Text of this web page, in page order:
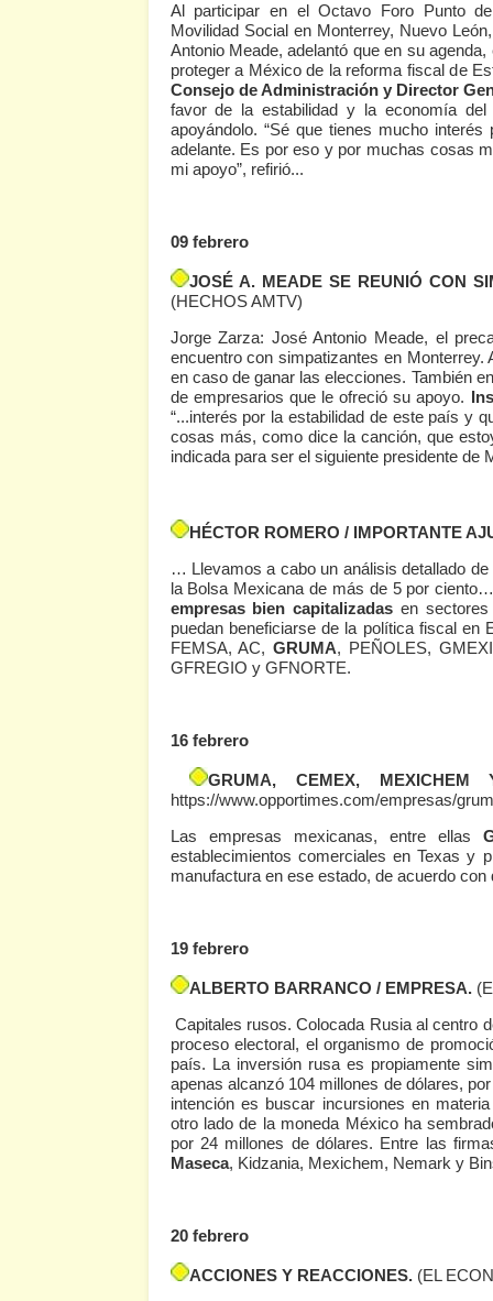
Al participar en el Octavo Foro Punto
Movilidad Social en Monterrey, Nuevo
Antonio Meade, adelantó que en su
proteger a México de la reforma fiscal de
Consejo de Administración y Director
favor de la estabilidad y la economía
apoyándolo. “Sé que tienes mucho
adelante. Es por eso y por muchas cosas
mi apoyo”, refirió...
09 febrero
JOSÉ A. MEADE SE REUNIÓ CON
(HECHOS AMTV)
Jorge Zarza: José Antonio Meade, el
encuentro con simpatizantes en
en caso de ganar las elecciones. También
de empresarios que le ofreció su apoyo.
“...interés por la estabilidad de este país y
cosas más, como dice la canción, que
indicada para ser el siguiente presidente de
HÉCTOR ROMERO / IMPORTANTE
… Llevamos a cabo un análisis detallado
la Bolsa Mexicana de más de 5 por
empresas bien capitalizadas en
puedan beneficiarse de la política fiscal
FEMSA, AC,GRUMA, PEÑOLES,
GFREGIO y GFNORTE.
16 febrero
GRUMA, CEMEX,
https://www.opportimes.com/empresas/
Las empresas mexicanas, entre ellas
establecimientos comerciales en Texas y
manufactura en ese estado, de acuerdo
19 febrero
ALBERTO BARRANCO / EMPRESA.
Capitales rusos. Colocada Rusia al centro
proceso electoral, el organismo de
país. La inversión rusa es propiamente
apenas alcanzó 104 millones de dólares,
intención es buscar incursiones en
otro lado de la moneda México ha
por 24 millones de dólares. Entre las
Maseca, Kidzania, Mexichem, Nemark y
20 febrero
ACCIONES Y REACCIONES. (EL